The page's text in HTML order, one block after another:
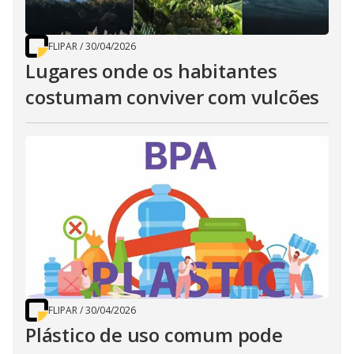
FLIPAR/30/04/2026
Lugares onde os habitantes
costumam conviver com vulcões
FLIPAR/30/04/2026
Plástico de uso comum pode